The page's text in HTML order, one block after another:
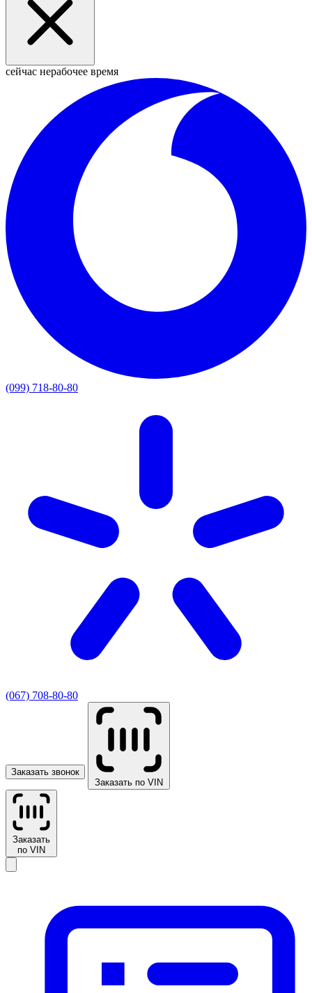
сейчас нерабочее время
(099) 718-80-80
(067) 708-80-80
Заказать звонок
Заказать по VIN
Заказать
по VIN